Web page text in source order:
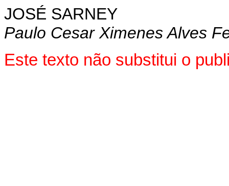
JOSÉ SARNEY
Paulo Cesar Ximenes Alves
Este texto não substitui o